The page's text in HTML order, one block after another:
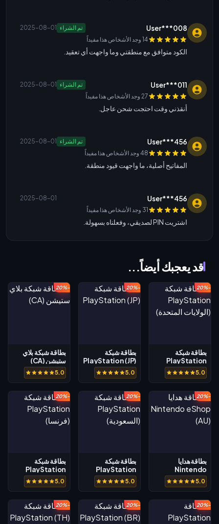
User***008 تم الشراء 2025-08-01
14 وجد الأشخاص هذا مفيداً
الكود متوافق مع منطقتي وما واجهت أي تعقيد.
User***011 تم الشراء 2025-08-01
27 وجد الأشخاص هذا مفيداً
أنقذني وقت احتجت شحن عاجل.
User***456 تم الشراء 2025-08-01
48 وجد الأشخاص هذا مفيداً
المفاتيح أصلية، ما واجهت قيود منطقة.
User***456
2025-08-01
31 وجد الأشخاص هذا مفيداً
اشتريت PIN لصديقي، وفعلناه بسهولة.
قد يعجبك أيضاً...
-20%
بطاقة شبكة
PlayStation
(الولايات المتحدة)
5.0
-20%
بطاقة شبكة
PlayStation (JP)
5.0
-20%
بطاقة شبكة بلاي
ستيشن (CA)
5.0
-20%
بطاقة هدايا
Nintendo
eShop (AU)
5.0
-20%
بطاقة شبكة
PlayStation
(السعودية)
5.0
-20%
بطاقة شبكة
PlayStation
(فرنسا)
5.0
-20%
-20%
-20%